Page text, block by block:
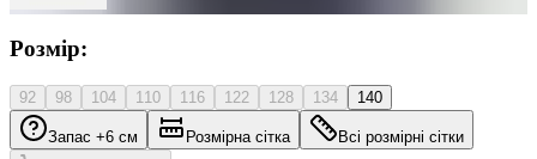
Розмір:
92 98 104 110 116 122 128 134 140
Запас +6 см Розмірна сітка Всі розмірні сітки